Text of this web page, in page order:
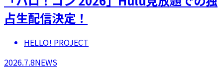
占生配信決定！
HELLO! PROJECT
2026.7.8NEWS